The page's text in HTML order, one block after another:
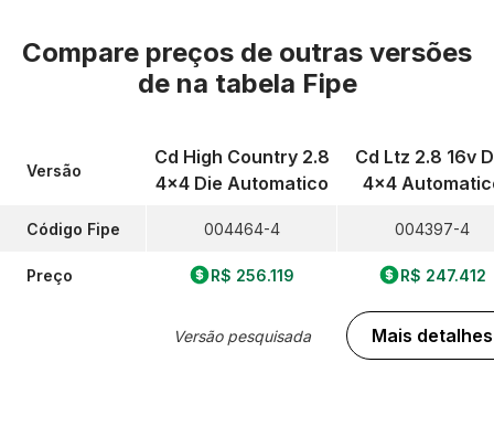
Compare preços de outras versões
de na tabela Fipe
Versão
Código Fipe
Preço
Cd High Country 2.8
4x4 Die Automatico
004464-4
R$ 256.119
Versão pesquisada
Cd Ltz 2.8 16v
4x4
004397-4
R$ 247.412
Mais detalhes